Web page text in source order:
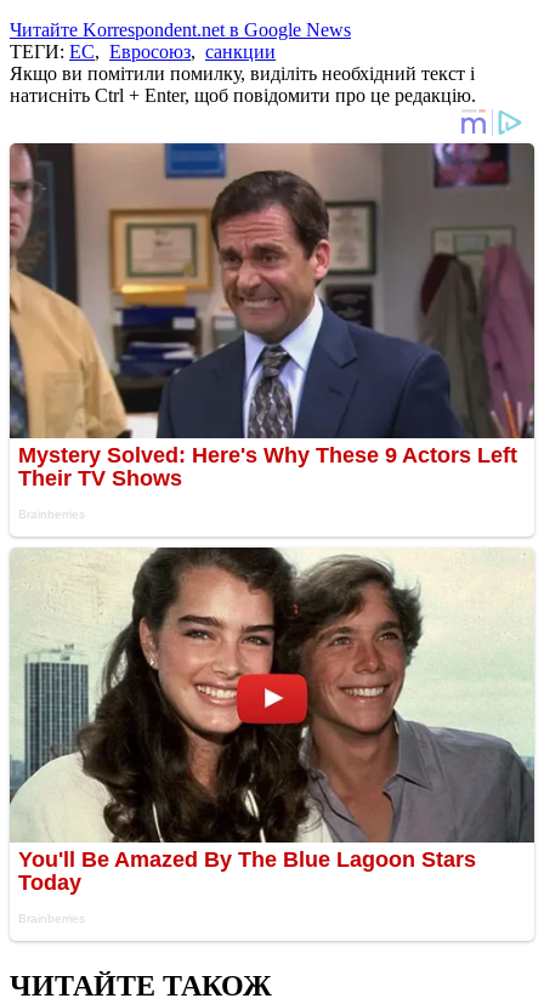
Читайте Korrespondent.net в Google News
ТЕГИ: ЕС, Евросоюз, санкции
Якщо ви помітили помилку, виділіть необхідний текст і
натисніть Ctrl + Enter, щоб повідомити про це редакцію.
ЧИТАЙТЕ ТАКОЖ